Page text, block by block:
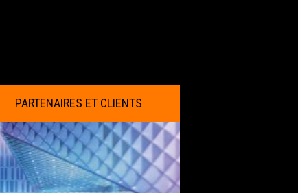
PARTENAIRES ET CLIENTS